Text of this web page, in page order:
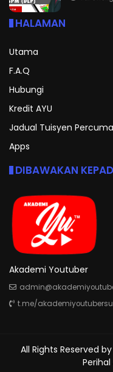
HALAMAN
Utama
F.A.Q
Hubungi
Kredit AYU
Jadual Tuisyen Percuma
Apps
DIBAWAKAN
Akademi Youtuber
t.me/
All Rights Reserved by
Perihal